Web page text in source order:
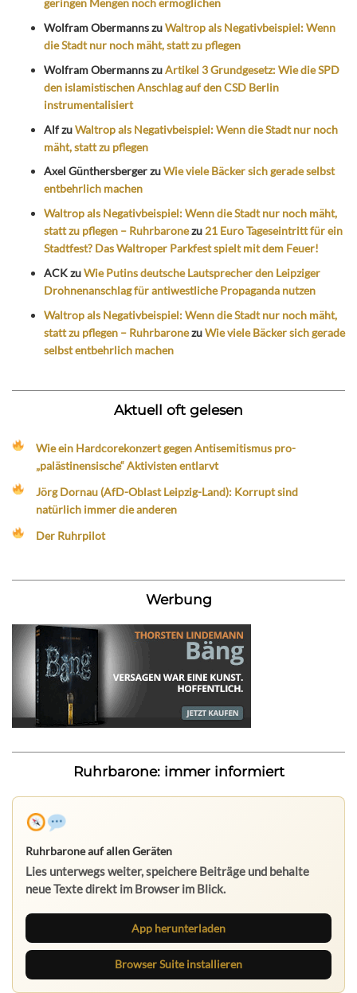
geringen Mengen noch ermöglichen
Wolfram ObermannszuWaltrop als Negativbeispiel: Wenn
die Stadt nur noch mäht, statt zu pflegen
Wolfram ObermannszuArtikel 3 Grundgesetz: Wie die SPD
den islamistischen Anschlag auf den CSD Berlin
instrumentalisiert
AlfzuWaltrop als Negativbeispiel: Wenn die Stadt nur noch
mäht, statt zu pflegen
Axel GünthersbergerzuWie viele Bäcker sich gerade selbst
entbehrlich machen
Waltrop als Negativbeispiel: Wenn die Stadt nur noch mäht,
statt zu pflegen – Ruhrbaronezu 21 Euro Tageseintritt für ein
Stadtfest? Das Waltroper Parkfest spielt mit dem Feuer!
ACKzuWie Putins deutsche Lautsprecher den Leipziger
Drohnenanschlag für antiwestliche Propaganda nutzen
Waltrop als Negativbeispiel: Wenn die Stadt nur noch mäht,
statt zu pflegen – RuhrbaronezuWie viele Bäcker sich gerade
selbst entbehrlich machen
Aktuell oft gelesen
Wie ein Hardcorekonzert gegen Antisemitismus pro-
„palästinensische“ Aktivisten entlarvt
Jörg Dornau (AfD-Oblast Leipzig-Land): Korrupt sind
natürlich immer die anderen
Der Ruhrpilot
Werbung
Ruhrbarone: immer informiert
Ruhrbarone auf allen Geräten
Lies unterwegs weiter, speichere Beiträge und behalte
neue Texte direkt im Browser im Blick.
App herunterladen
Browser Suite installieren